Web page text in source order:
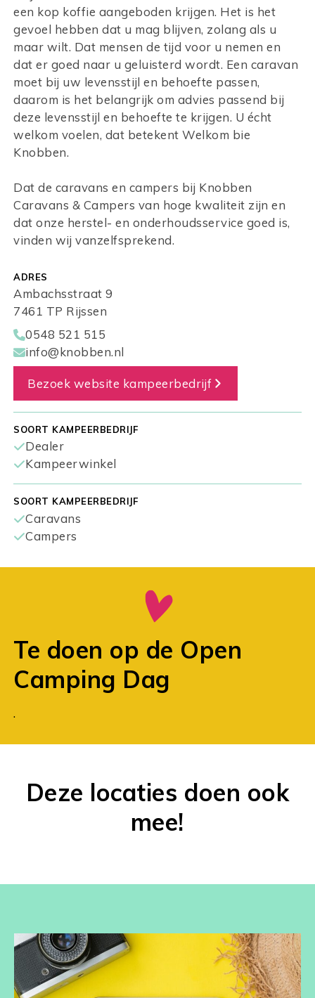
een kop koffie aangeboden krijgen. Het is het
gevoel hebben dat u mag blijven, zolang als u
maar wilt. Dat mensen de tijd voor u nemen en
dat er goed naar u geluisterd wordt. Een caravan
moet bij uw levensstijl en behoefte passen,
daarom is het belangrijk om advies passend bij
deze levensstijl en behoefte te krijgen. U écht
welkom voelen, dat betekent Welkom bie
Knobben.
Dat de caravans en campers bij Knobben
Caravans & Campers van hoge kwaliteit zijn en
dat onze herstel- en onderhoudsservice goed is,
vinden wij vanzelfsprekend.
ADRES
Ambachsstraat 9
7461 TP Rijssen
0548 521 515
info@knobben.nl
Bezoek website kampeerbedrijf
SOORT KAMPEERBEDRIJF
Dealer
Kampeerwinkel
SOORT KAMPEERBEDRIJF
Caravans
Campers
Te doen op de Open
Camping Dag
.
Deze locaties doen ook
mee!